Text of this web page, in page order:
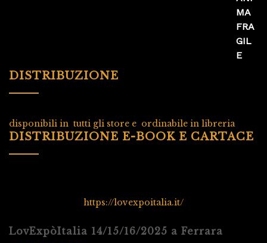
DISTRIBUZIONE
disponibili in tutti gli store e ordinabile in libreria
DISTRIBUZIONE E-BOOK E CARTACE
https://lovexpoitalia.it/
LovExpòItalia 14/15/16/2025 a Ferrara